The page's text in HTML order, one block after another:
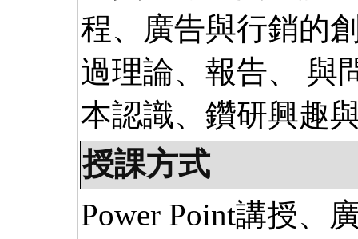
程、廣告與行銷的
過理論、報告、 與
本認識、鑽研興趣
授課方式
Power Point講授、